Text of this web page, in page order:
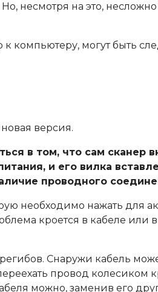
несмотря на это, несложно
компьютеру, могут быть
версия.
в том, что сам сканер
и его вилка
проводного
необходимо нажать для
кроется в кабеле или
Снаружи кабель
провод колесиком
можно, заменив его